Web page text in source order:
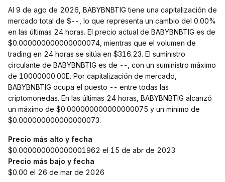
Al 9 de ago de 2026, BABYBNBTIG tiene una capitalización de
mercado total de $--, lo que representa un cambio del 0.00%
en las últimas 24 horas. El precio actual de BABYBNBTIG es de
$0.000000000000000074, mientras que el volumen de
trading en 24 horas se sitúa en $316.23. El suministro
circulante de BABYBNBTIG es de --, con un suministro máximo
de 10000000.00E. Por capitalización de mercado,
BABYBNBTIG ocupa el puesto -- entre todas las
criptomonedas. En las últimas 24 horas, BABYBNBTIG alcanzó
un máximo de $0.000000000000000075 y un mínimo de
$0.000000000000000073.
Precio más alto y fecha
$0.000000000000001962 el 15 de abr de 2023
Precio más bajo y fecha
$0.00 el 26 de mar de 2026